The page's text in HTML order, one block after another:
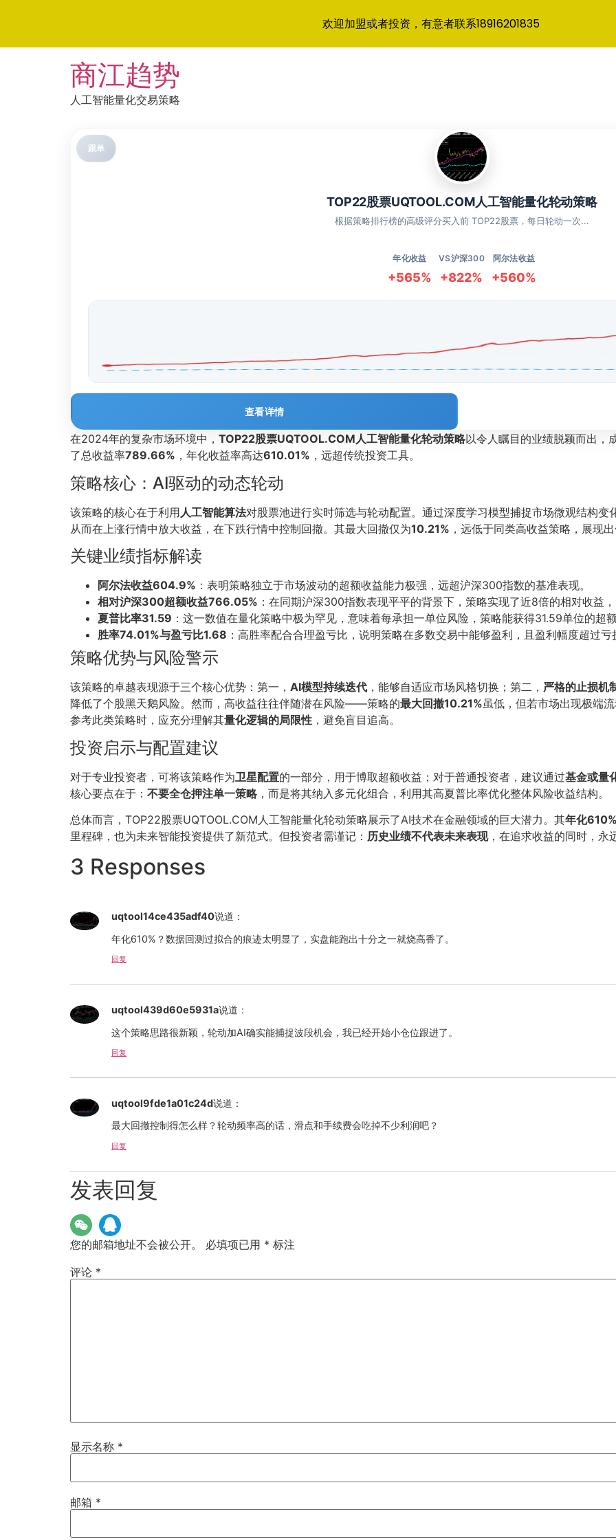
商江趋势
人工智能量化交易策略
跟单
TOP22股票UQTOOL.COM人工智能量化轮动策略
根据策略排行榜的高级评分买入前 TOP22股票，每日轮动一次...
年化收益
+565%
VS沪深300
+822%
阿尔法收益
+560%
查看详情
在2024年的复杂市场环境中， TOP22股票UQTOOL.COM人工智能量化轮动策略以令人瞩目的业绩脱颖而出，
了总收益率789.66% ，年化收益率高达610.01% ，远超传统投资工具。
策略核心：AI驱动的动态轮动
该策略的核心在于利用 人工智能算法对股票池进行实时筛选与轮动配置。通过深度学习模型捕捉市场微观结构
从而在上涨行情中放大收益，在下跌行情中控制回撤。其最大回撤仅为10.21% ，远低于同类高收益策略，展现
关键业绩指标解读
阿尔法收益604.9% ：表明策略独立于市场波动的超额收益能力极强，远超沪深300指数的基准表现。
相对沪深300超额收益766.05% ：在同期沪深300指数表现平平的背景下，策略实现了近8倍的相对收益，
夏普比率31.59 ：这一数值在量化策略中极为罕见，意味着每承担一单位风险，策略能获得31.59单位的超
胜率74.01%与盈亏比1.68 ：高胜率配合合理盈亏比，说明策略在多数交易中能够盈利，且盈利幅度超过
策略优势与风险警示
该策略的卓越表现源于三个核心优势：第一， AI模型持续迭代 ，能够自适应市场风格切换；第二， 严格的止损机
降低了个股黑天鹅风险。然而，高收益往往伴随潜在风险——策略的最大回撤10.21%虽低，但若市场出现极端
参考此类策略时，应充分理解其量化逻辑的局限性 ，避免盲目追高。
投资启示与配置建议
对于专业投资者，可将该策略作为卫星配置的一部分，用于博取超额收益；对于普通投资者，建议通过基金或量
核心要点在于： 不要全仓押注单一策略，而是将其纳入多元化组合，利用其高夏普比率优化整体风险收益结构。
总体而言，TOP22股票UQTOOL.COM人工智能量化轮动策略展示了AI技术在金融领域的巨大潜力。其年化
里程碑，也为未来智能投资提供了新范式。但投资者需谨记： 历史业绩不代表未来表现，在追求收益的同时，永
3 Responses
uqtool14ce435adf40说道：
年化610%？数据回测过拟合的痕迹太明显了，实盘能跑出十分之一就烧高香了。
回复
uqtool439d60e5931a说道：
这个策略思路很新颖，轮动加AI确实能捕捉波段机会，我已经开始小仓位跟进了。
回复
uqtool9fde1a01c24d说道：
最大回撤控制得怎么样？轮动频率高的话，滑点和手续费会吃掉不少利润吧？
回复
发表回复
您的邮箱地址不会被公开。 必填项已用 * 标注
评论 *
显示名称 *
邮箱 *
欢迎加盟或者投资，有意者联系18916201835